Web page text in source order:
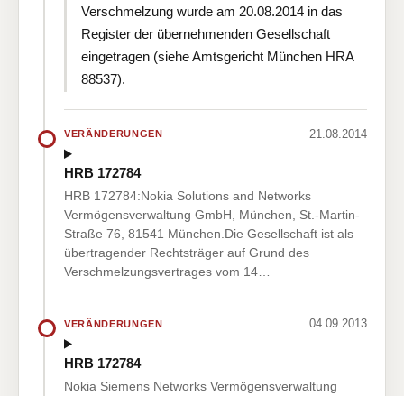
Verschmelzung wurde am 20.08.2014 in das
Register der übernehmenden Gesellschaft
eingetragen (siehe Amtsgericht München HRA
88537).
VERÄNDERUNGEN 21.08.2014
HRB 172784
HRB 172784:Nokia Solutions and Networks
Vermögensverwaltung GmbH, München, St.-Martin-
Straße 76, 81541 München.Die Gesellschaft ist als
übertragender Rechtsträger auf Grund des
Verschmelzungsvertrages vom 14…
VERÄNDERUNGEN 04.09.2013
HRB 172784
Nokia Siemens Networks Vermögensverwaltung